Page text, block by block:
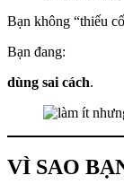
Bạn không “thiếu
Bạn đang:
dùng sai cách.
VÌ SAO